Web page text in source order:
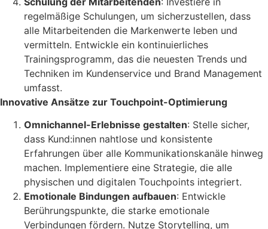
regelmäßige Schulungen, um sicherzustellen, dass
alle Mitarbeitenden die Markenwerte leben und
vermitteln. Entwickle ein kontinuierliches
Trainingsprogramm, das die neuesten Trends und
Techniken im Kundenservice und Brand Management
umfasst.
Innovative Ansätze zur Touchpoint-Optimierung
Omnichannel-Erlebnisse gestalten: Stelle sicher,
dass Kund:innen nahtlose und konsistente
Erfahrungen über alle Kommunikationskanäle hinweg
machen. Implementiere eine Strategie, die alle
physischen und digitalen Touchpoints integriert.
Emotionale Bindungen aufbauen: Entwickle
Berührungspunkte, die starke emotionale
Verbindungen fördern. Nutze Storytelling, um